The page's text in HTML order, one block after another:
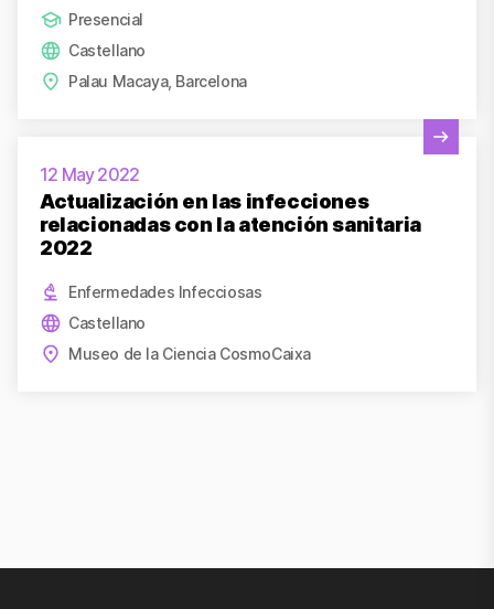
Presencial
Castellano
Palau Macaya, Barcelona
12 May 2022
Actualización en las infecciones
relacionadas con la atención sanitaria
2022
Enfermedades Infecciosas
Castellano
Museo de la Ciencia CosmoCaixa